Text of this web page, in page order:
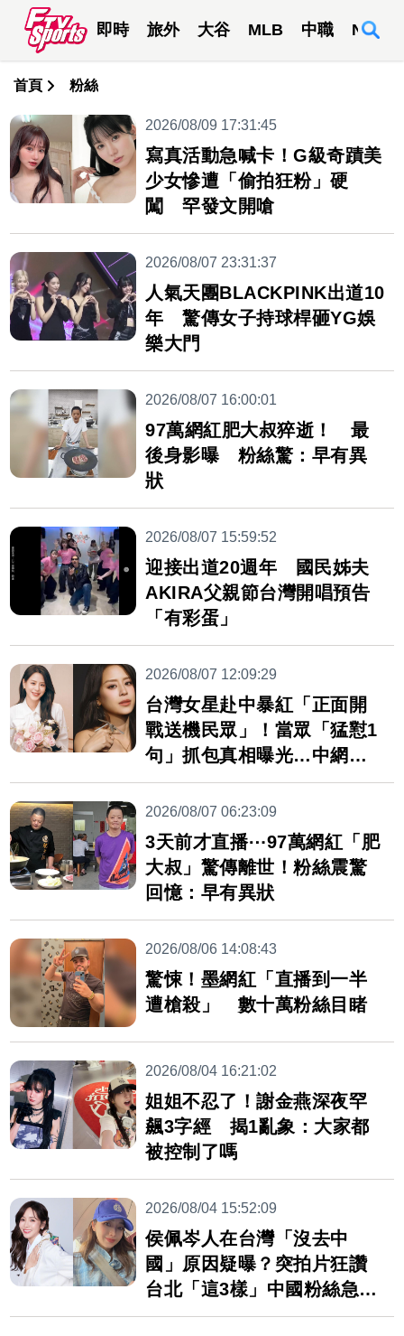
即時 旅外 大谷 MLB 中職 NBA
首頁 粉絲
2026/08/09 17:31:45
寫真活動急喊卡！G級奇蹟美
少女慘遭「偷拍狂粉」硬
闖 罕發文開嗆
2026/08/07 23:31:37
人氣天團BLACKPINK出道10
年 驚傳女子持球桿砸YG娛
樂大門
2026/08/07 16:00:01
97萬網紅肥大叔猝逝！ 最
後身影曝 粉絲驚：早有異
狀
2026/08/07 15:59:52
迎接出道20週年 國民姊夫
AKIRA父親節台灣開唱預告
「有彩蛋」
2026/08/07 12:09:29
台灣女星赴中暴紅「正面開
戰送機民眾」！當眾「猛懟1
句」抓包真相曝光…中網炸
鍋
2026/08/07 06:23:09
3天前才直播⋯97萬網紅「肥
大叔」驚傳離世！粉絲震驚
回憶：早有異狀
2026/08/06 14:08:43
驚悚！墨網紅「直播到一半
遭槍殺」 數十萬粉絲目睹
2026/08/04 16:21:02
姐姐不忍了！謝金燕深夜罕
飆3字經 揭1亂象：大家都
被控制了嗎
2026/08/04 15:52:09
侯佩岑人在台灣「沒去中
國」原因疑曝？突拍片狂讚
台北「這3樣」中國粉絲急問
1句